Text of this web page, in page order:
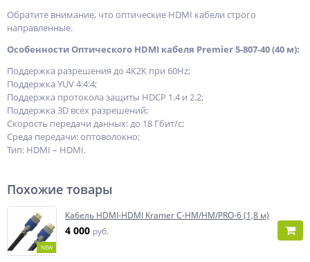
Обратите внимание, что оптические HDMI кабели строго
направленные.
Особенности Оптического HDMI кабеля Premier 5-807-40 (40 м):
Поддержка разрешения до 4К2К при 60Hz;
Поддержка YUV 4:4:4;
Поддержка протокола защиты HDCP 1.4 и 2.2;
Поддержка 3D всех разрешений;
Скорость передачи данных: до 18 Гбит/с;
Среда передачи: оптоволокно;
Тип: HDMI – HDMI.
Похожие товары
NEW
Кабель HDMI-HDMI Kramer C-HM/HM/PRO-6 (1,8 м)
4 000 руб.